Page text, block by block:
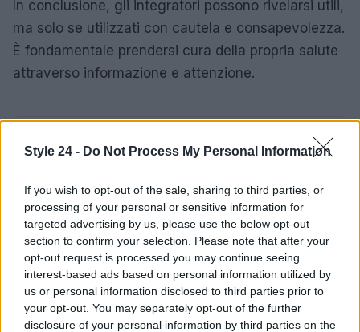
Style 24 - Do Not Process My Personal Information
If you wish to opt-out of the sale, sharing to third parties, or
processing of your personal or sensitive information for
targeted advertising by us, please use the below opt-out
section to confirm your selection. Please note that after your
opt-out request is processed you may continue seeing
interest-based ads based on personal information utilized by
us or personal information disclosed to third parties prior to
your opt-out. You may separately opt-out of the further
disclosure of your personal information by third parties on the
In conclusione, gli integratori possono rivelarsi utili,
ma solo se utilizzati con cautela e consapevolezza.
È fondamentale prendersi cura della propria salute
attraverso informazione e attenzione.
Staff